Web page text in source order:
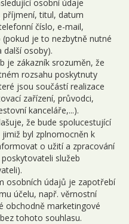
osobní údaje
příjmení, titul, datum
číslo, e-mail,
je to nezbytně nutné
další osoby).
je zákazník srozuměn, že
rozsahu poskytnuty
jsou součástí realizace
zařízení, průvodci,
kanceláře,...).
že bude spolucestující
byl zplnomocněn k
o užití a zpracování
služeb
osobních údajů je zapotřebí
účelu, např. věrnostní
obchodně marketingové
tohoto souhlasu.